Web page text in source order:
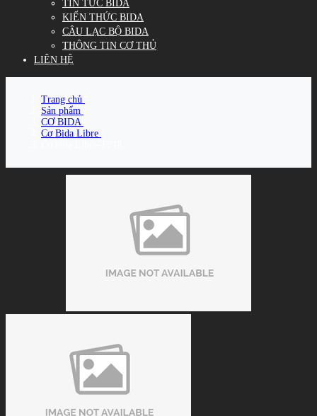
TIN TỨC BIDA
KIẾN THỨC BIDA
CÂU LẠC BỘ BIDA
THÔNG TIN CƠ THỦ
LIÊN HỆ
Trang chủ
Sản phẩm
CƠ BIDA
Cơ Bida Libre